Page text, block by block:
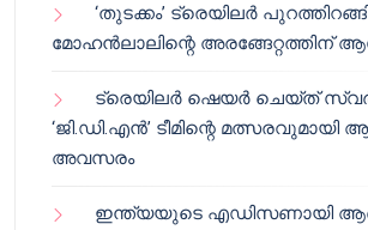
‘തുടക്കം’ ട്രെയിലർ
മോഹൻലാലിന്റെ അരങ്ങേറ്റത്തിന്
ട്രെയിലർ ഷെയർ ചെയ്‌ത്
‘ജി.ഡി.എൻ’ ടീമിന്റെ മത്സരവുമായി
അവസരം
ഇന്ത്യയുടെ എഡിസണായി